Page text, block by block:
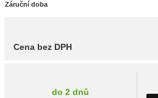
Záruční doba
Cena bez DPH
do 2 dnů